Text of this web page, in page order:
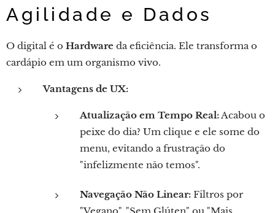
Agilidade e Dados
O digital é o Hardware da eficiência. Ele transforma o
cardápio em um organismo vivo.
Vantagens de UX:
Atualização em Tempo Real:Acabou o
peixe do dia? Um clique e ele some do
menu, evitando a frustração do
"infelizmente não temos".
Navegação Não Linear: Filtros por